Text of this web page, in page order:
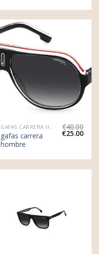
GAFAS CARRERA HOMBRE
gafas carrera
hombre
€40.00
€25.00